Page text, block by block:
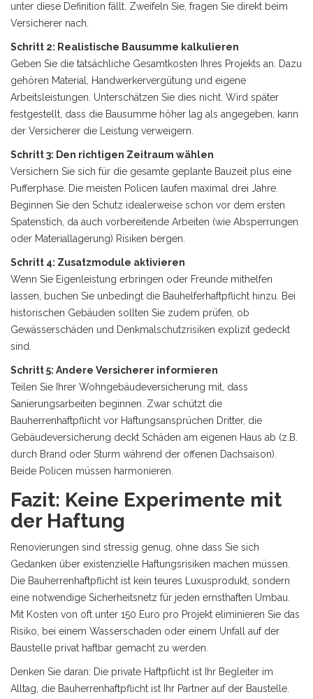
unter diese Definition fällt. Zweifeln Sie, fragen Sie direkt beim
Versicherer nach.
Schritt 2: Realistische Bausumme kalkulieren
Geben Sie die tatsächliche Gesamtkosten Ihres Projekts an. Dazu
gehören Material, Handwerkervergütung und eigene
Arbeitsleistungen. Unterschätzen Sie dies nicht. Wird später
festgestellt, dass die Bausumme höher lag als angegeben, kann
der Versicherer die Leistung verweigern.
Schritt 3: Den richtigen Zeitraum wählen
Versichern Sie sich für die gesamte geplante Bauzeit plus eine
Pufferphase. Die meisten Policen laufen maximal drei Jahre.
Beginnen Sie den Schutz idealerweise schon vor dem ersten
Spatenstich, da auch vorbereitende Arbeiten (wie Absperrungen
oder Materiallagerung) Risiken bergen.
Schritt 4: Zusatzmodule aktivieren
Wenn Sie Eigenleistung erbringen oder Freunde mithelfen
lassen, buchen Sie unbedingt die Bauhelferhaftpflicht hinzu. Bei
historischen Gebäuden sollten Sie zudem prüfen, ob
Gewässerschäden und Denkmalschutzrisiken explizit gedeckt
sind.
Schritt 5: Andere Versicherer informieren
Teilen Sie Ihrer Wohngebäudeversicherung mit, dass
Sanierungsarbeiten beginnen. Zwar schützt die
Bauherrenhaftpflicht vor Haftungsansprüchen Dritter, die
Gebäudeversicherung deckt Schäden am eigenen Haus ab (z.B.
durch Brand oder Sturm während der offenen Dachsaison).
Beide Policen müssen harmonieren.
Fazit: Keine Experimente mit
der Haftung
Renovierungen sind stressig genug, ohne dass Sie sich
Gedanken über existenzielle Haftungsrisiken machen müssen.
Die Bauherrenhaftpflicht ist kein teures Luxusprodukt, sondern
eine notwendige Sicherheitsnetz für jeden ernsthaften Umbau.
Mit Kosten von oft unter 150 Euro pro Projekt eliminieren Sie das
Risiko, bei einem Wasserschaden oder einem Unfall auf der
Baustelle privat haftbar gemacht zu werden.
Denken Sie daran: Die private Haftpflicht ist Ihr Begleiter im
Alltag, die Bauherrenhaftpflicht ist Ihr Partner auf der Baustelle.